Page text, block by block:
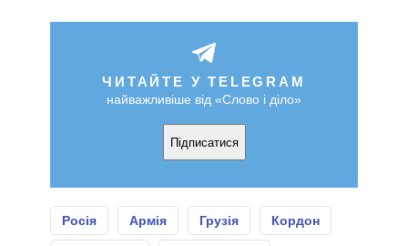
ЧИТАЙТЕ У TELEGRAM
найважливіше від «Слово і діло»
Підписатися
Росія Армія Грузія Кордон